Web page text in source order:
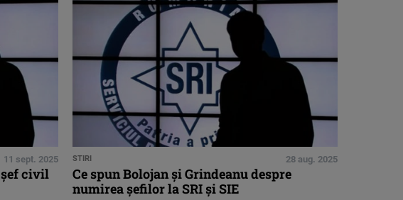
11 sept. 2025
şef civil
STIRI 28 aug. 2025
Ce spun Bolojan şi Grindeanu despre
numirea şefilor la SRI şi SIE